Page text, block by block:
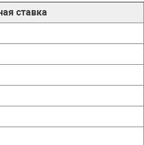
ставка